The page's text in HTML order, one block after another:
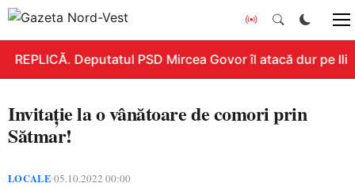
REPLICĂ. Deputatul PSD Mircea Govor îl atacă dur pe
Invitație la o vânătoare de comori prin
Sătmar!
LOCALE•05.10.2022 00:00